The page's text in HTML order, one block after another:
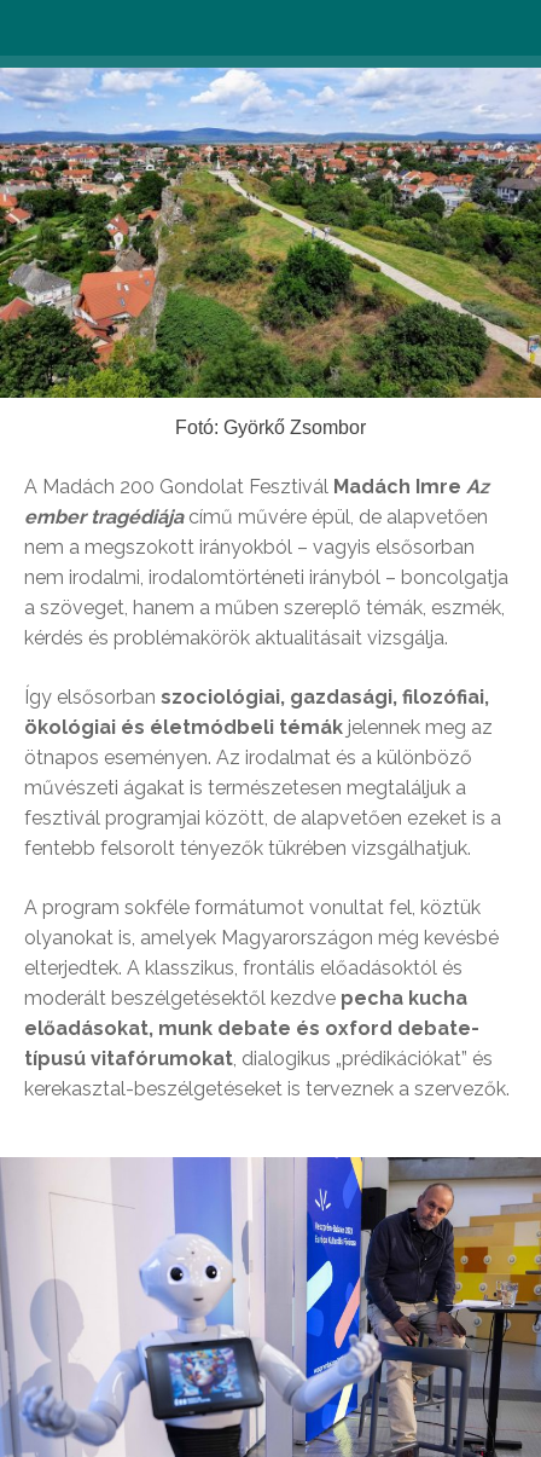
Fotó: Györkő Zsombor
A Madách 200 Gondolat Fesztivál Madách Imre Az
ember tragédiájacímű művére épül, de alapvetően
nem a megszokott irányokból – vagyis elsősorban
nem irodalmi, irodalomtörténeti irányból – boncolgatja
a szöveget, hanem a műben szereplő témák, eszmék,
kérdés és problémakörök aktualitásait vizsgálja.
Így elsősorban szociológiai, gazdasági, filozófiai,
ökológiai és életmódbeli témák jelennek meg az
ötnapos eseményen. Az irodalmat és a különböző
művészeti ágakat is természetesen megtaláljuk a
fesztivál programjai között, de alapvetően ezeket is a
fentebb felsorolt tényezők tükrében vizsgálhatjuk.
A program sokféle formátumot vonultat fel, köztük
olyanokat is, amelyek Magyarországon még kevésbé
elterjedtek. A klasszikus, frontális előadásoktól és
moderált beszélgetésektől kezdve pecha kucha
előadásokat, munk debate és oxford debate-
típusú vitafórumokat, dialogikus „prédikációkat” és
kerekasztal-beszélgetéseket is terveznek a szervezők.